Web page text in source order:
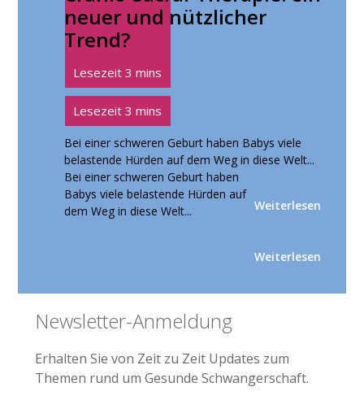
neuer und nützlicher
Trend?
Bei einer schweren Geburt haben Babys viele
belastende Hürden auf dem Weg in diese Welt...
Weiterlesen
Bei einer schweren Geburt haben
Babys viele belastende Hürden auf
dem Weg in diese Welt...
Weiterlesen
Seitenspalte
Newsletter-Anmeldung
Erhalten Sie von Zeit zu Zeit Updates zum
Themen rund um Gesunde Schwangerschaft.